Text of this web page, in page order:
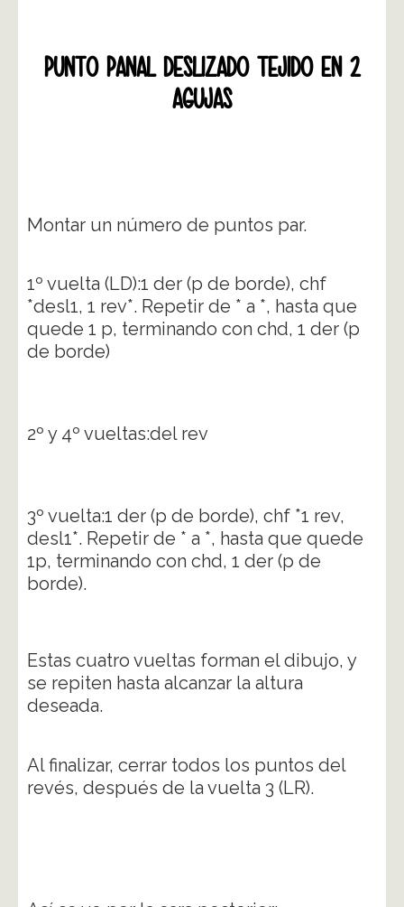
PUNTO PANAL DESLIZADO TEJIDO EN 2
AGUJAS
Montar un número de puntos par.
1º vuelta (LD):1 der (p de borde), chf
*desl1, 1 rev*. Repetir de * a *, hasta que
quede 1 p, terminando con chd, 1 der (p
de borde)
2º y 4º vueltas:del rev
3º vuelta:1 der (p de borde), chf *1 rev,
desl1*. Repetir de * a *, hasta que quede
1p, terminando con chd, 1 der (p de
borde).
Estas cuatro vueltas forman el dibujo, y
se repiten hasta alcanzar la altura
deseada.
Al finalizar, cerrar todos los puntos del
revés, después de la vuelta 3 (LR).